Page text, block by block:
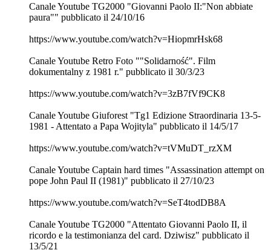
Canale Youtube TG2000 "Giovanni Paolo II:"Non abbiate
paura"" pubblicato il 24/10/16
https://www.youtube.com/watch?v=HiopmrHsk68
Canale Youtube Retro Foto ""Solidarność". Film
dokumentalny z 1981 r." pubblicato il 30/3/23
https://www.youtube.com/watch?v=3zB7fVf9CK8
Canale Youtube Giuforest "Tg1 Edizione Straordinaria 13-5-
1981 - Attentato a Papa Wojityla" pubblicato il 14/5/17
https://www.youtube.com/watch?v=tVMuDT_rzXM
Canale Youtube Captain hard times "Assassination attempt on
pope John Paul II (1981)" pubblicato il 27/10/23
https://www.youtube.com/watch?v=SeT4todDB8A
Canale Youtube TG2000 "Attentato Giovanni Paolo II, il
ricordo e la testimonianza del card. Dziwisz" pubblicato il
13/5/21